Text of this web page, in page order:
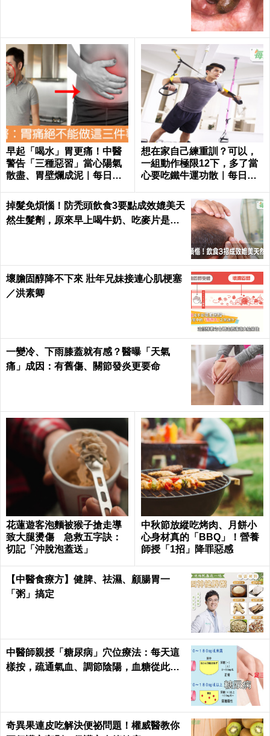
早起「喝水」胃更痛！中醫
警告「三種惡習」當心陽氣
散盡、胃壁爛成泥｜每日健
想在家自己練重訓？可以，
一組動作極限12下，多了當
心要吃鐵牛運功散｜每日健
掉髮免煩惱！防禿頭飲食3要點成效媲美天
然生髮劑，原來早上喝牛奶、吃麥片是錯
壞膽固醇降不下來 壯年兄妹接連心肌梗塞
／洪素卿
一變冷、下雨膝蓋就有感？醫曝「天氣
痛」成因：有舊傷、關節發炎更要命
花蓮遊客泡麵被猴子搶走導
致大腿燙傷 急救五字訣：
切記「沖脫泡蓋送」
中秋節放縱吃烤肉、月餅小
心身材真的「BBQ」！營養
師授「1招」降罪惡感
【中醫食療方】健脾、祛濕、顧腸胃一
「粥」搞定
中醫師親授「糖尿病」穴位療法：每天這
樣按，疏通氣血、調節陰陽，血糖從此乖
奇異果連皮吃解決便祕問題！權威醫教你